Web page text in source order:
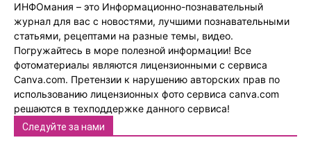
ИНФОмания – это Информационно-познавательный
журнал для вас с новостями, лучшими познавательными
статьями, рецептами на разные темы, видео.
Погружайтесь в море полезной информации! Все
фотоматериалы являются лицензионными с сервиса
Canva.com. Претензии к нарушению авторских прав по
использованию лицензионных фото сервиса canva.com
решаются в техподдержке данного сервиса!
Следуйте за нами